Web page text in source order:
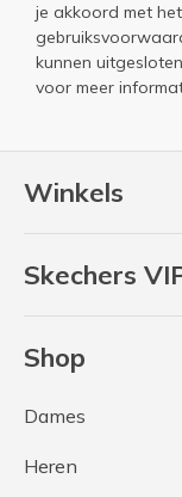
Winkels
Skechers
Shop
Dames
Heren
je akkoord met het
kunnen
voor meer